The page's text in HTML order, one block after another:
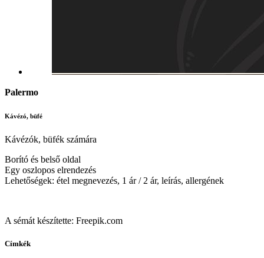
Palermo
Kávézó, büfé
Kávézók, büfék számára
Borító és belső oldal
Egy oszlopos elrendezés
Lehetőségek: étel megnevezés, 1 ár / 2 ár, leírás, allergének
A sémát készítette: Freepik.com
Címkék